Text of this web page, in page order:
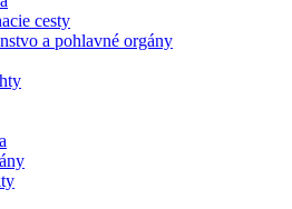
cesty
a pohlavné orgány